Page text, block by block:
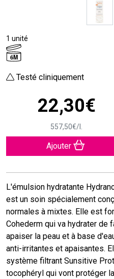
1 unité
6M
Testé cliniquement
22,30€
557,50€/
Ajouter
L'émulsion hydratante
est un soin spécialement
normales à mixtes. Elle est
Cohederm qui va hydrater de
apaiser la peau et à base
anti-irritantes et apaisantes.
système filtrant Sunsitive
tocophéryl qui vont protéger